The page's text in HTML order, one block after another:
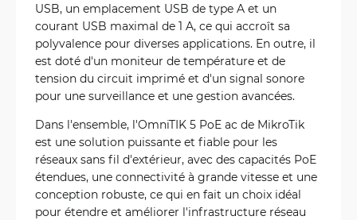
USB, un emplacement USB de type A et un
courant USB maximal de 1 A, ce qui accroît sa
polyvalence pour diverses applications. En outre, il
est doté d'un moniteur de température et de
tension du circuit imprimé et d'un signal sonore
pour une surveillance et une gestion avancées.
Dans l'ensemble, l'OmniTIK 5 PoE ac de MikroTik
est une solution puissante et fiable pour les
réseaux sans fil d'extérieur, avec des capacités PoE
étendues, une connectivité à grande vitesse et une
conception robuste, ce qui en fait un choix idéal
pour étendre et améliorer l'infrastructure réseau